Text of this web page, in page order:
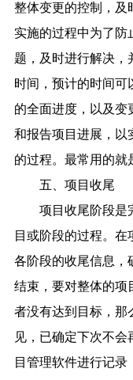
整体变更的控制，及
实施的过程中为了防
题，及时进行解决，
时间，预计的时间可
的全面进度，以及变
和报告项目进展，以
的过程。最常用的就
五、项目收尾
项目收尾阶段是
目或阶段的过程。
各阶段的收尾信息，
结束，要对整体的项
者没有达到目标，那
见，已确定下次不
目管理软件进行记